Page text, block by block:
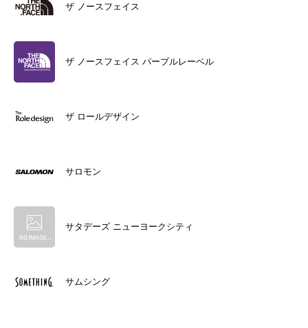
ザ ノースフェイス
ザ ノースフェイス パープルレーベル
ザ ロールデザイン
サロモン
サタデーズ ニューヨークシティ
サムシング